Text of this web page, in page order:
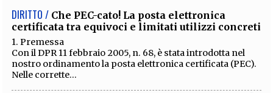
DIRITTO / Che PEC-cato! La posta elettronica
certificata tra equivoci e limitati utilizzi concreti
1. Premessa
Con il DPR 11 febbraio 2005, n. 68, è stata introdotta nel
nostro ordinamento la posta elettronica certificata (PEC).
Nelle corrette...